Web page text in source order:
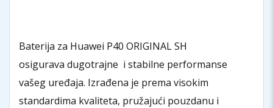
Baterija za Huawei P40 ORIGINAL SH
osigurava dugotrajne i stabilne performanse
vašeg uređaja. Izrađena je prema visokim
standardima kvaliteta, pružajući pouzdanu i